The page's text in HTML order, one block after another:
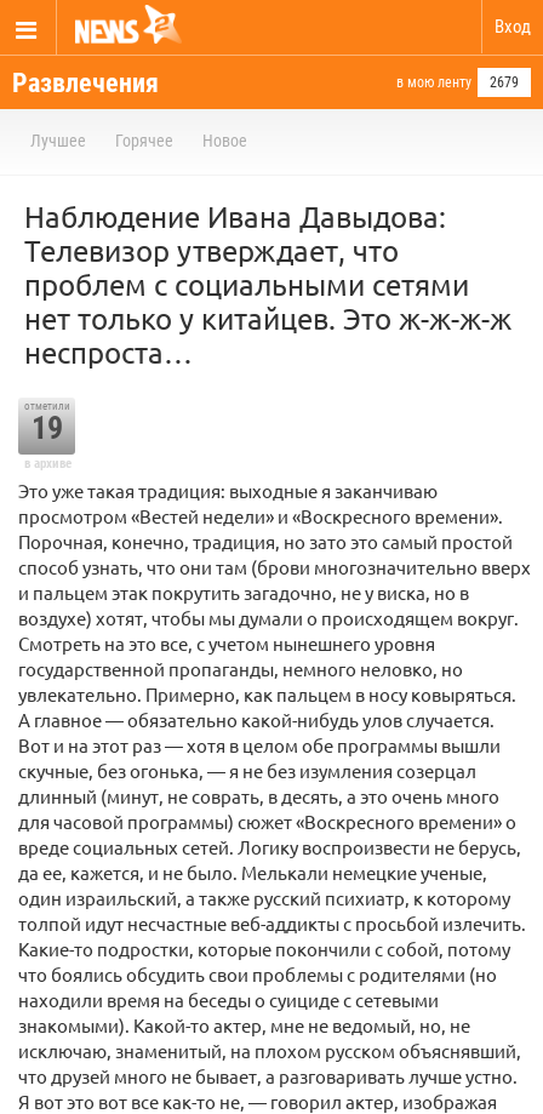
Вход
Развлечения в мою ленту 2679
Лучшее Горячее Новое
Наблюдение Ивана Давыдова:
Телевизор утверждает, что
проблем с социальными сетями
нет только у китайцев. Это ж-ж-ж-ж
неспроста…
отметили
19
в архиве
Это уже такая традиция: выходные я заканчиваю
просмотром «Вестей недели» и «Воскресного времени».
Порочная, конечно, традиция, но зато это самый простой
способ узнать, что они там (брови многозначительно вверх
и пальцем этак покрутить загадочно, не у виска, но в
воздухе) хотят, чтобы мы думали о происходящем вокруг.
Смотреть на это все, с учетом нынешнего уровня
государственной пропаганды, немного неловко, но
увлекательно. Примерно, как пальцем в носу ковыряться.
А главное — обязательно какой-нибудь улов случается.
Вот и на этот раз — хотя в целом обе программы вышли
скучные, без огонька, — я не без изумления созерцал
длинный (минут, не соврать, в десять, а это очень много
для часовой программы) сюжет «Воскресного времени» о
вреде социальных сетей. Логику воспроизвести не берусь,
да ее, кажется, и не было. Мелькали немецкие ученые,
один израильский, а также русский психиатр, к которому
толпой идут несчастные веб-аддикты с просьбой излечить.
Какие-то подростки, которые покончили с собой, потому
что боялись обсудить свои проблемы с родителями (но
находили время на беседы о суициде с сетевыми
знакомыми). Какой-то актер, мне не ведомый, но, не
исключаю, знаменитый, на плохом русском объяснявший,
что друзей много не бывает, а разговаривать лучше устно.
Я вот это вот все как-то не, — говорил актер, изображая